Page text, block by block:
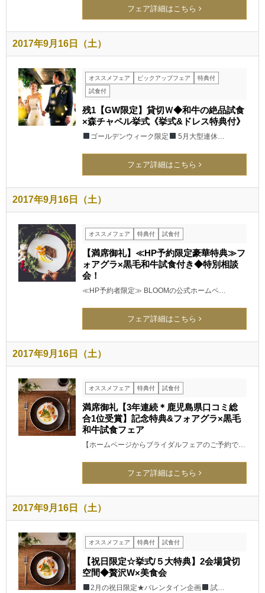
フェア詳細はこちら
2017年9月16日（土）
オススメフェア ピックアップフェア
特典付
試食付
残1【GW限定】貸切Ｗ◆和牛の絶品試食
×森チャペル挙式《挙式&ドレス特典付》
ゴールデンウィーク限定 5月大型連休…
フェア詳細はこちら
2017年9月16日（土）
オススメフェア 特典付 試食付
【満席御礼】≪HP予約限定豪華特典≫フ
ォアグラ×黒毛和牛試食付き◆特別相談
会！
≪HP予約者限定≫ BLOOMの公式ホームペ…
フェア詳細はこちら
2017年9月16日（土）
オススメフェア 特典付 試食付
満席御礼【3年連続＊鹿児島県口コミ総
合1位受賞】記念特典&フォアグラ×黒毛
和牛試食フェア
【ホームページからブライダルフェアのご予約で…
フェア詳細はこちら
2017年9月16日（土）
オススメフェア 特典付 試食付
【祝日限定☆挙式/５大特典】2会場貸切
空間◆贅沢W×美食会
2月の祝日限定★バレンタイン企画 試…